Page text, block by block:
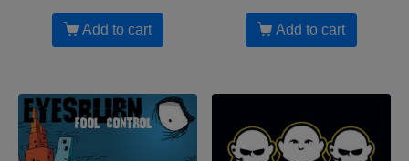
Add to cart Add to cart